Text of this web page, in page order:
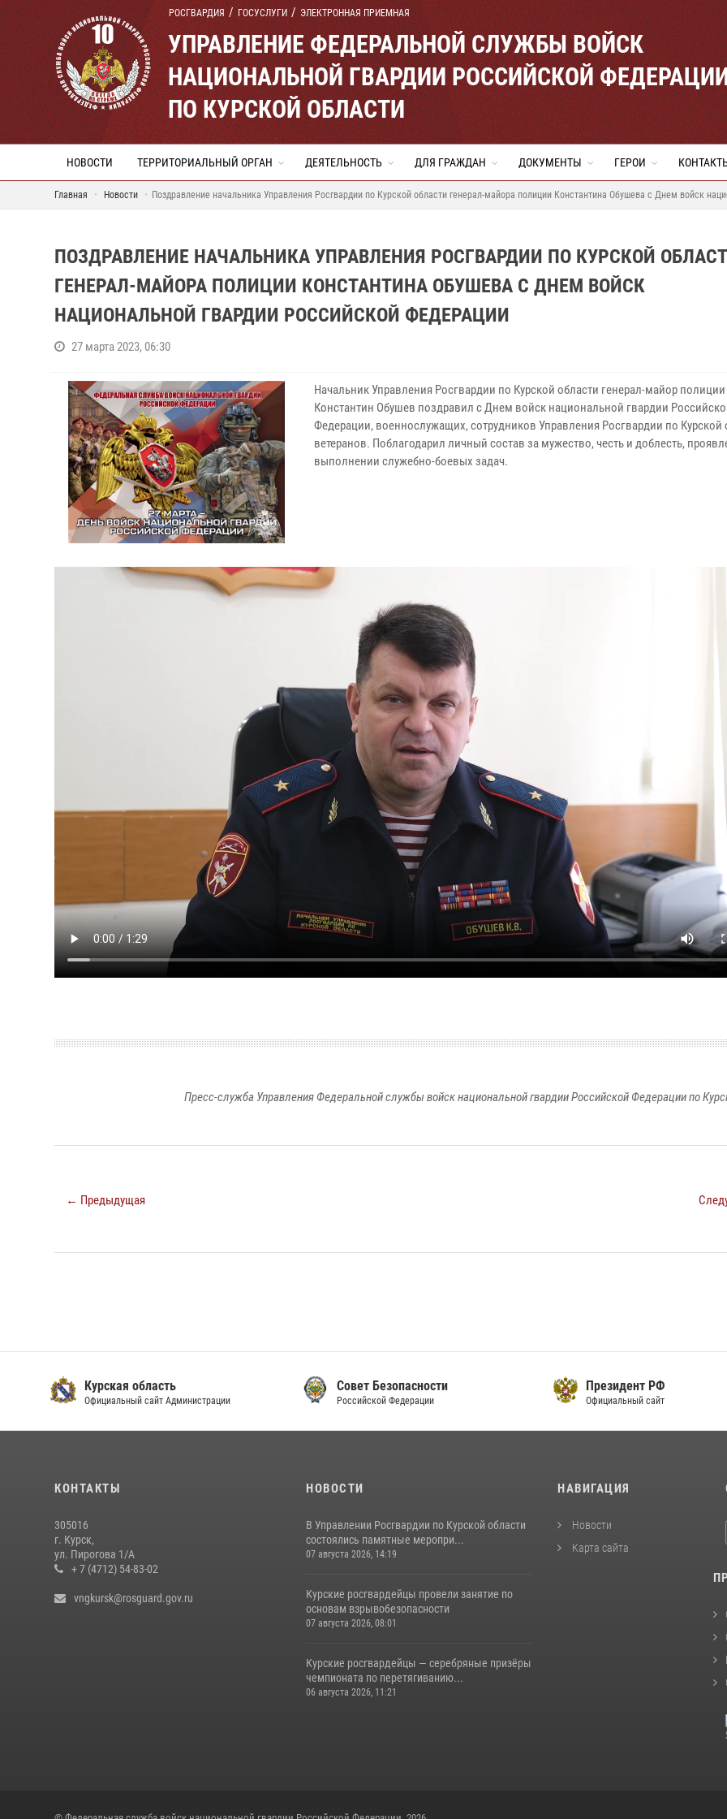
РОСГВАРДИЯ ГОСУСЛУГИ ЭЛЕКТРОННАЯ ПРИЕМНАЯ
УПРАВЛЕНИЕ ФЕДЕРАЛЬНОЙ СЛУЖБЫ ВОЙСК
НАЦИОНАЛЬНОЙ ГВАРДИИ РОССИЙСКОЙ
ПО КУРСКОЙ ОБЛАСТИ
НОВОСТИ ТЕРРИТОРИАЛЬНЫЙ ОРГАН ДЕЯТЕЛЬНОСТЬ ДЛЯ ГРАЖДАН ДОКУМЕНТЫ ГЕРОИ
Главная Новости Поздравление начальника Управления Росгвардии по Курской области генерал-майора полиции Константина Обушева с Днем войск
ПОЗДРАВЛЕНИЕ НАЧАЛЬНИКА УПРАВЛЕНИЯ РОСГВАРДИИ ПО КУРСКОЙ
ГЕНЕРАЛ-МАЙОРА ПОЛИЦИИ КОНСТАНТИНА ОБУШЕВА С ДНЕМ ВОЙСК
НАЦИОНАЛЬНОЙ ГВАРДИИ РОССИЙСКОЙ ФЕДЕРАЦИИ
27 марта 2023, 06:30
Начальник Управления Росгвардии по Курской области генерал-майор полиции
Константин Обушев поздравил с Днем войск национальной гвардии
Федерации, военнослужащих, сотрудников Управления Росгвардии по Курской
ветеранов. Поблагодарил личный состав за мужество, честь и доблесть,
выполнении служебно-боевых задач.
Пресс-служба Управления Федеральной службы войск национальной гвардии Российской Федерации по
← Предыдущая
Курская область
Официальный сайт Администрации
Совет Безопасности
Российской Федерации
Президент РФ
Официальный сайт
КОНТАКТЫ
305016
г. Курск,
ул. Пирогова 1/А
+ 7 (4712) 54-83-02
vngkursk@rosguard.gov.ru
НОВОСТИ
В Управлении Росгвардии по Курской области
состоялись памятные меропри...
07 августа 2026, 14:19
Курские росгвардейцы провели занятие по
основам взрывобезопасности
07 августа 2026, 08:01
Курские росгвардейцы — серебряные призёры
чемпионата по перетягиванию...
06 августа 2026, 11:21
НАВИГАЦИЯ
Новости
Карта сайта